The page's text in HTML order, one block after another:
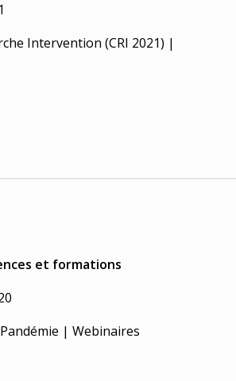
Intervention (CRI 2021) |
et formations
| Webinaires